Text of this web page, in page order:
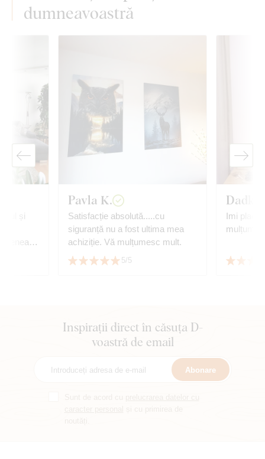
dumneavoastră
și
Pavla K.
Satisfacție absolută.....cu
siguranță nu a fost ultima mea
achiziție. Vă mulțumesc mult.
5/5
Dadka
Imi place
Inspirații direct în căsuța D-
voastră de email
Abonare